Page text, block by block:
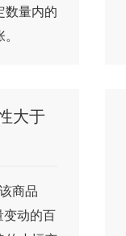
数量内的
大于
商品
变动的百